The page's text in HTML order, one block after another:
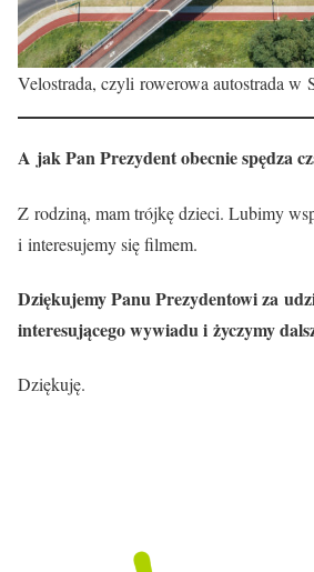
Velostrada, czyli rowerowa autostrada w
A jak Pan Prezydent obecnie spędza
Z rodziną, mam trójkę dzieci. Lubimy
i interesujemy się filmem.
Dziękujemy Panu Prezydentowi za
interesującego wywiadu i życzymy
Dziękuję.